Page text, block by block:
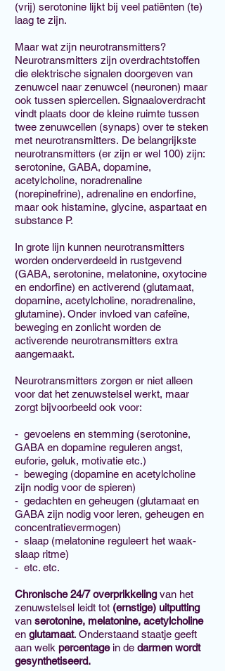
(vrij) serotonine lijkt bij veel patiënten (te)
laag te zijn.
Maar wat zijn neurotransmitters?
Neurotransmitters zijn overdrachtstoffen
die elektrische signalen doorgeven van
zenuwcel naar zenuwcel (neuronen) maar
ook tussen spiercellen. Signaaloverdracht
vindt plaats door de kleine ruimte tussen
twee zenuwcellen (synaps) over te steken
met neurotransmitters. De belangrijkste
neurotransmitters (er zijn er wel 100) zijn:
serotonine, GABA, dopamine,
acetylcholine, noradrenaline
(norepinefrine), adrenaline en endorfine,
maar ook histamine, glycine, aspartaat en
substance P.
In grote lijn kunnen neurotransmitters
worden onderverdeeld in rustgevend
(GABA, serotonine, melatonine, oxytocine
en endorfine) en activerend (glutamaat,
dopamine, acetylcholine, noradrenaline,
glutamine). Onder invloed van cafeïne,
beweging en zonlicht worden de
activerende neurotransmitters extra
aangemaakt.
Neurotransmitters zorgen er niet alleen
voor dat het zenuwstelsel werkt, maar
zorgt bijvoorbeeld ook voor:
- gevoelens en stemming (serotonine,
GABA en dopamine reguleren angst,
euforie, geluk, motivatie etc.)
- beweging (dopamine en acetylcholine
zijn nodig voor de spieren)
- gedachten en geheugen (glutamaat en
GABA zijn nodig voor leren, geheugen en
concentratievermogen)
- slaap (melatonine reguleert het waak-
slaap ritme)
- etc. etc.
Chronische 24/7 overprikkelingvan het
zenuwstelsel leidt tot (ernstige) uitputting
van serotonine, melatonine, acetylcholine
en glutamaat. Onderstaand staatje geeft
aan welk percentage in de darmen wordt
gesynthetiseerd.